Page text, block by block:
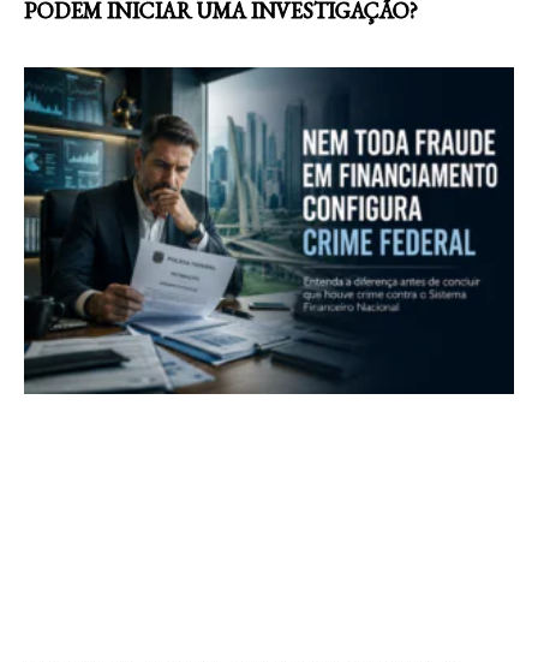
PODEM INICIAR UMA INVESTIGAÇÃO?